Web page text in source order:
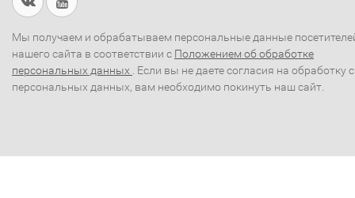
Мы получаем и обрабатываем персональные данные
нашего сайта в соответствии с Положением об обработке
персональных данных . Если вы не даете согласия на обработку
персональных данных, вам необходимо покинуть наш сайт.